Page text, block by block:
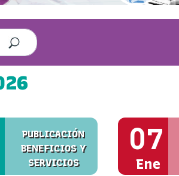
PUBLICACIÓN
BENEFICIOS Y
SERVICIOS
07
Ene